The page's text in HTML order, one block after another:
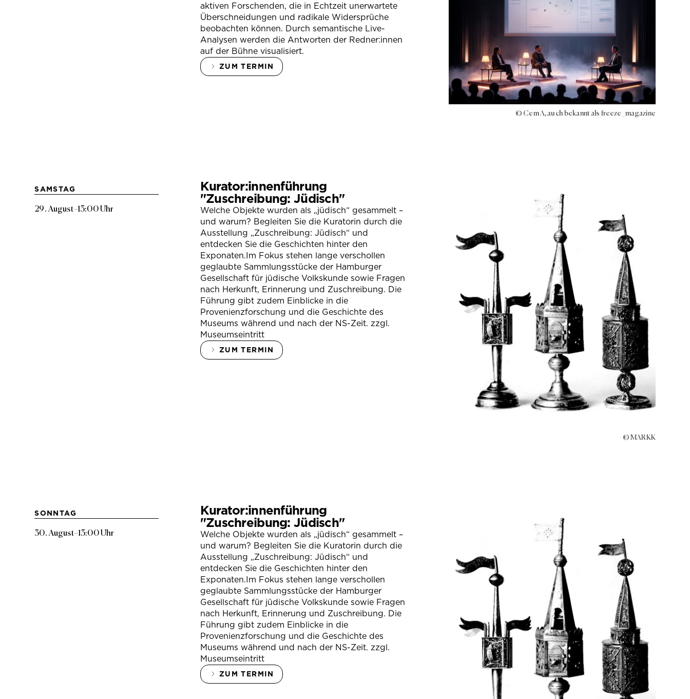
aktiven Forschenden, die in Echtzeit unerwartete
Überschneidungen und radikale Widersprüche
beobachten können. Durch semantische Live-
Analysen werden die Antworten der Redner:innen
auf der Bühne visualisiert.
ZUM TERMIN
© Cem A, auch bekannt als freeze_magazine
SAMSTAG
29. August–13:00 Uhr
Kurator:innenführung
"Zuschreibung: Jüdisch"
Welche Objekte wurden als „jüdisch“ gesammelt –
und warum? Begleiten Sie die Kuratorin durch die
Ausstellung „Zuschreibung: Jüdisch“ und
entdecken Sie die Geschichten hinter den
Exponaten.Im Fokus stehen lange verschollen
geglaubte Sammlungsstücke der Hamburger
Gesellschaft für jüdische Volkskunde sowie Fragen
nach Herkunft, Erinnerung und Zuschreibung. Die
Führung gibt zudem Einblicke in die
Provenienzforschung und die Geschichte des
Museums während und nach der NS-Zeit. zzgl.
Museumseintritt
ZUM TERMIN
© MARKK
SONNTAG
30. August–13:00 Uhr
Kurator:innenführung
"Zuschreibung: Jüdisch"
Welche Objekte wurden als „jüdisch“ gesammelt –
und warum? Begleiten Sie die Kuratorin durch die
Ausstellung „Zuschreibung: Jüdisch“ und
entdecken Sie die Geschichten hinter den
Exponaten.Im Fokus stehen lange verschollen
geglaubte Sammlungsstücke der Hamburger
Gesellschaft für jüdische Volkskunde sowie Fragen
nach Herkunft, Erinnerung und Zuschreibung. Die
Führung gibt zudem Einblicke in die
Provenienzforschung und die Geschichte des
Museums während und nach der NS-Zeit. zzgl.
Museumseintritt
ZUM TERMIN